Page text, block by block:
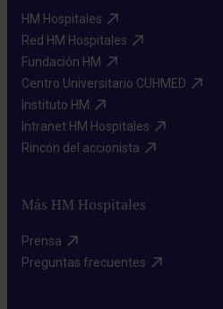
HM Hospitales​
Red HM Hospitales​
Fundación HM​
Centro Universitario CUHMED​
Instituto HM​
Intranet HM Hospitales​
Rincón del accionista​
Más HM Hospitales
Prensa​
Preguntas frecuentes​